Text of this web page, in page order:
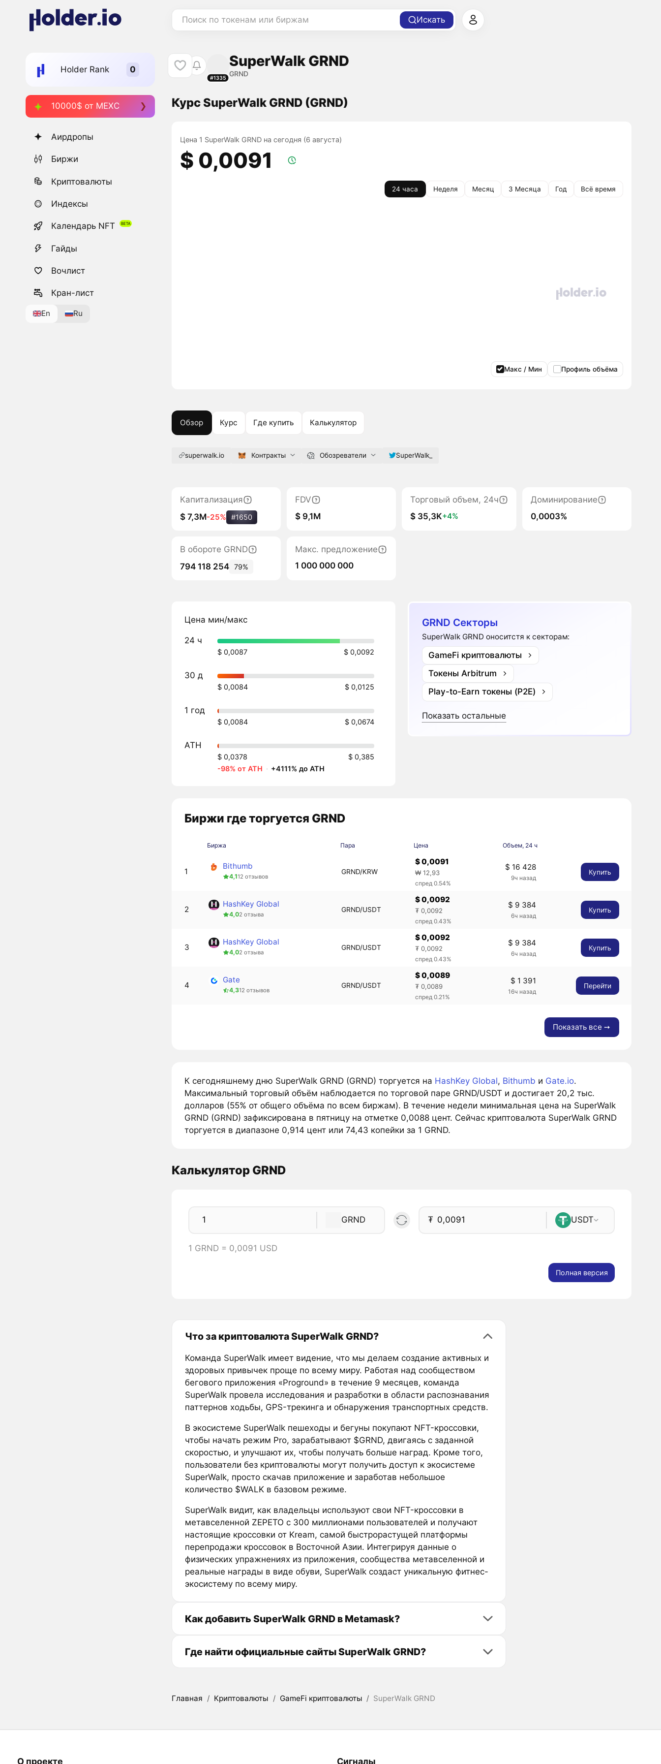
Поиск по токенам или биржам Искать
Holder Rank
10000$ от MEXC
Аирдропы
Биржи
Криптовалюты
Индексы
Календарь NFT
Гайды
Вочлист
Кран-лист
En Ru
#1335
SuperWalk GRND
GRND
Курс SuperWalk GRND (GRND)
Цена 1 SuperWalk GRND на сегодня (6 августа)
$ 0,0091
24 часа Неделя Месяц 3 Месяца Год Всё время
Макс / Мин Профиль объёма
Обзор Курс Где купить Калькулятор
superwalk.io Контракты Обозреватели SuperWalk_
Капитализация
$ 7,3M-25% #1650
FDV
$ 9,1M
Торговый объем, 24ч
$ 35,3K+4%
Доминирование
0,0003%
В обороте GRND
794 118 254 79%
Макс. предложение
1 000 000 000
Цена мин/макс
24 ч
$ 0,0087 $ 0,0092
30 д
$ 0,0084 $ 0,0125
1 год
$ 0,0084 $ 0,0674
ATH
$ 0,0378
$ 0,385
-98% от ATH · +4111% до ATH
GRND Секторы
SuperWalk GRND оноситстя к секторам:
GameFi криптовалюты
Токены Arbitrum
Play-to-Earn токены (P2E)
Показать остальные
Биржи где торгуется GRND
Биржа Пара Цена Объем, 24 ч
1
Bithumb
4,112 отзывов
GRND/KRW
$ 0,0091
₩ 12,93
спред 0.54%
$ 16 428
9ч назад
Купить
2
HashKey Global
4,02 отзыва
GRND/USDT
$ 0,0092
₮ 0,0092
спред 0.43%
$ 9 384
6ч назад
Купить
3
HashKey Global
4,02 отзыва
GRND/USDT
$ 0,0092
₮ 0,0092
спред 0.43%
$ 9 384
6ч назад
Купить
4
Gate
4,312 отзывов
GRND/USDT
$ 0,0089
₮ 0,0089
спред 0.21%
$ 1 391
16ч назад
Перейти
Показать все ➙
К сегодняшнему дню SuperWalk GRND (GRND) торгуется на HashKey Global, Bithumb и Gate.io.
Максимальный торговый объём наблюдается по торговой паре GRND/USDT и достигает 20,2 тыс.
долларов (55% от общего объёма по всем биржам). В течение недели минимальная цена на SuperWalk
GRND (GRND) зафиксирована в пятницу на отметке 0,0088 цент. Сейчас криптовалюта SuperWalk GRND
торгуется в диапазоне 0,914 цент или 74,43 копейки за 1 GRND.
Калькулятор GRND
GRND ₮ USDT
1 GRND = 0,0091 USD
Полная версия
Что за криптовалюта SuperWalk GRND?
Команда SuperWalk имеет видение, что мы делаем создание активных и
здоровых привычек проще по всему миру. Работая над сообществом
бегового приложения «Proground» в течение 9 месяцев, команда
SuperWalk провела исследования и разработки в области распознавания
паттернов ходьбы, GPS-трекинга и обнаружения транспортных средств.
В экосистеме SuperWalk пешеходы и бегуны покупают NFT-кроссовки,
чтобы начать режим Pro, зарабатывают $GRND, двигаясь с заданной
скоростью, и улучшают их, чтобы получать больше наград. Кроме того,
пользователи без криптовалюты могут получить доступ к экосистеме
SuperWalk, просто скачав приложение и заработав небольшое
количество $WALK в базовом режиме.
SuperWalk видит, как владельцы используют свои NFT-кроссовки в
метавселенной ZEPETO с 300 миллионами пользователей и получают
настоящие кроссовки от Kream, самой быстрорастущей платформы
перепродажи кроссовок в Восточной Азии. Интегрируя данные о
физических упражнениях из приложения, сообщества метавселенной и
реальные награды в виде обуви, SuperWalk создаст уникальную фитнес-
экосистему по всему миру.
Как добавить SuperWalk GRND в Metamask?
Где найти официальные сайты SuperWalk GRND?
Главная / Криптовалюты / GameFi криптовалюты / SuperWalk GRND
О проекте Сигналы